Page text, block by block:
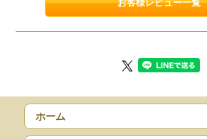
お客様レビュー一覧
ホーム